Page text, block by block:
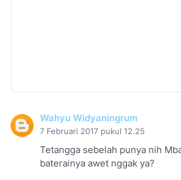
Wahyu Widyaningrum
7 Februari 2017 pukul 12.25
Tetangga sebelah punya nih
baterainya awet nggak ya?